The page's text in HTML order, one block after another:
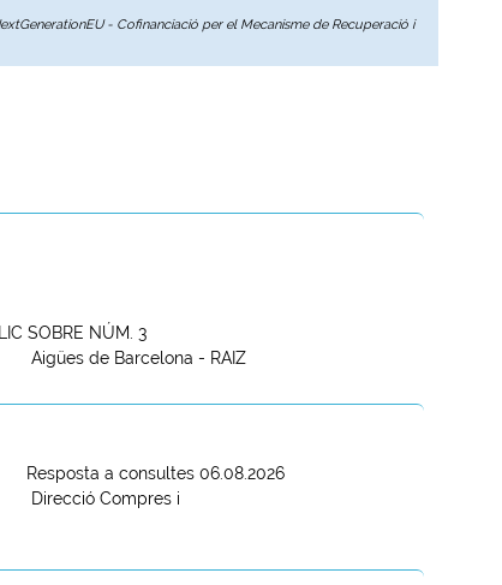
- Cofinanciació per el Mecanisme de Recuperació i
SOBRE NÚM. 3
Aigües de Barcelona - RAIZ
Resposta a consultes 06.08.2026
Direcció Compres i